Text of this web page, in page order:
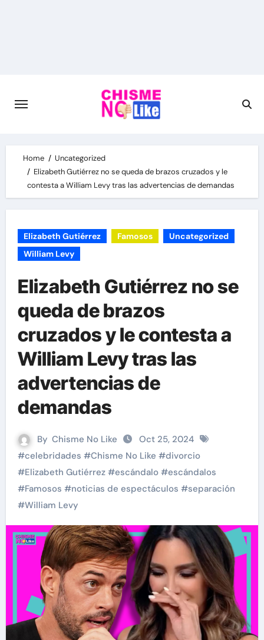
Home
Uncategorized
Elizabeth Gutiérrez no se queda de brazos cruzados y le
contesta a William Levy tras las advertencias de demandas
Elizabeth Gutiérrez Famosos
Uncategorized
William Levy
Elizabeth Gutiérrez no se
queda de brazos
cruzados y le contesta a
William Levy tras las
advertencias de
demandas
By Chisme No Like
Oct 25, 2024
#celebridades #Chisme No Like #divorcio
#Elizabeth Gutiérrez#escándalo#escándalos
#Famosos #noticias de espectáculos #separación
#William Levy